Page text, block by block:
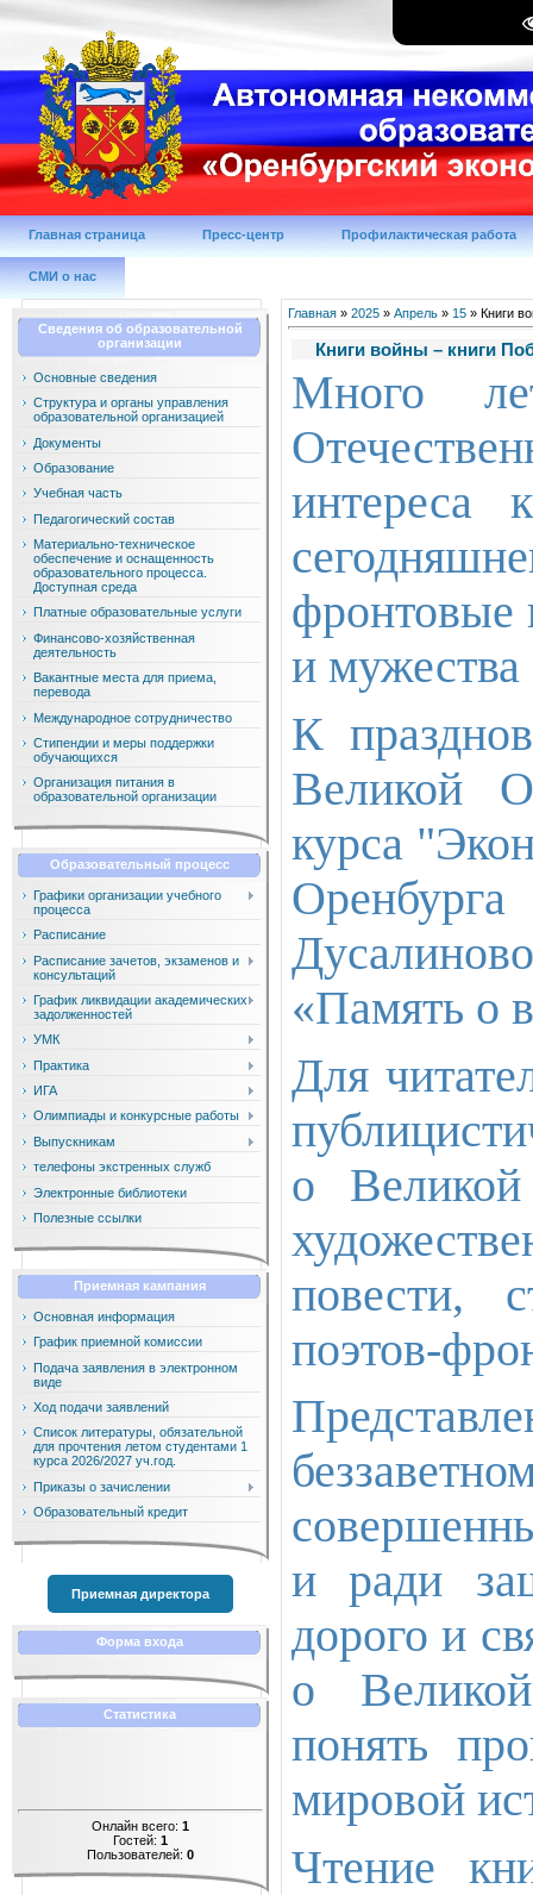
Главная страница Пресс-центр Профилактическая работа
СМИ о нас
Сведения об образовательной
организации
Основные сведения
Структура и органы управления
образовательной организацией
Документы
Образование
Учебная часть
Педагогический состав
Материально-техническое
обеспечение и оснащенность
образовательного процесса.
Доступная среда
Платные образовательные услуги
Финансово-хозяйственная
деятельность
Вакантные места для приема,
перевода
Международное сотрудничество
Стипендии и меры поддержки
обучающихся
Организация питания в
образовательной организации
Образовательный процесс
Графики организации учебного
процесса
Расписание
Расписание зачетов, экзаменов и
консультаций
График ликвидации академических
задолженностей
УМК
Практика
ИГА
Олимпиады и конкурсные работы
Выпускникам
телефоны экстренных служб
Электронные библиотеки
Полезные ссылки
Приемная кампания
Основная информация
График приемной комиссии
Подача заявления в электронном
виде
Ход подачи заявлений
Список литературы, обязательной
для прочтения летом студентами 1
курса 2026/2027 уч.год.
Приказы о зачислении
Образовательный кредит
Приемная директора
Форма входа
Статистика
Онлайн всего: 1
Гостей: 1
Пользователей: 0
Главная » 2025 » Апрель » 15 » Книги
Книги войны – книги
Много
интереса
фронтовые
и мужества
К
Великой
курса
«Память о
Для
о
повести,
поэтов-
и ради
дорого и
о
понять
мировой
Чтение